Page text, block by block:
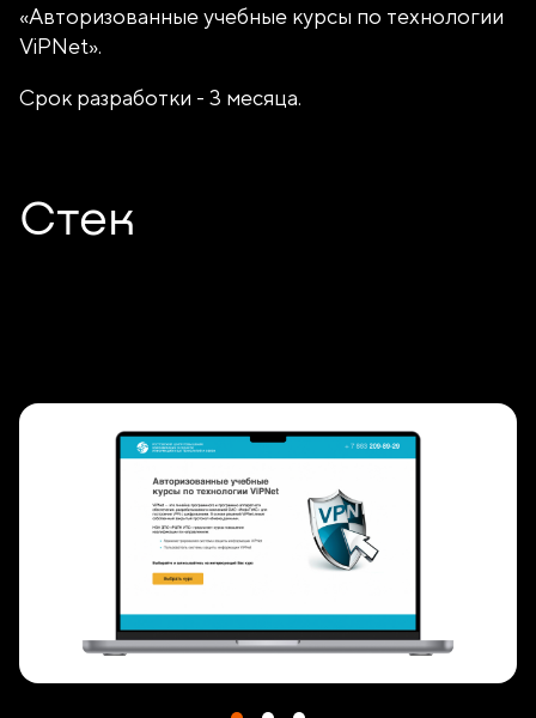
«Авторизованные учебные курсы по технологии
ViPNet».
Срок разработки - 3 месяца.
Стек